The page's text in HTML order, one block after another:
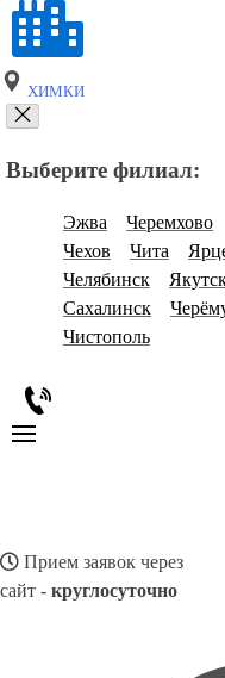
ХИМКИ
Выберите филиал:
Эжва Черемхово
Чехов
Чита
Челябинск
Сахалинск
Чистополь
Прием заявок через
сайт - круглосуточно